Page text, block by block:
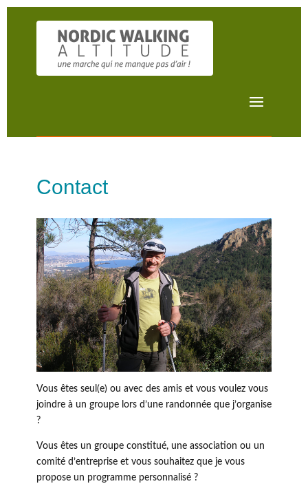
Contact
Vous êtes seul(e) ou avec des amis et vous voulez vous
joindre à un groupe lors d’une randonnée que j’organise
?
Vous êtes un groupe constitué, une association ou un
comité d’entreprise et vous souhaitez que je vous
propose un programme personnalisé ?